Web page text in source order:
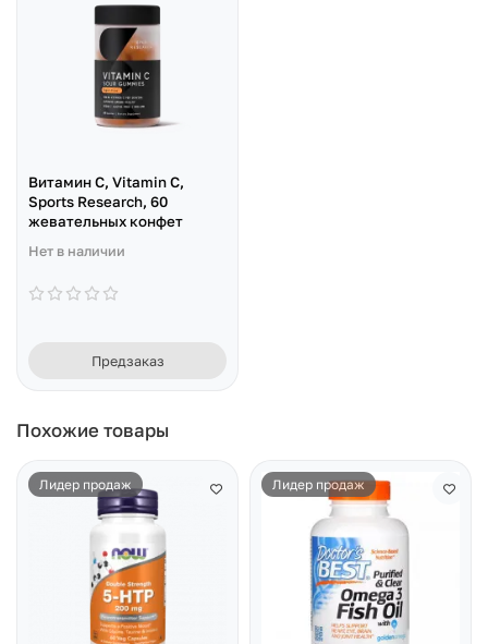
Витамин C, Vitamin C,
Sports Research, 60
жевательных конфет
Нет в наличии
Предзаказ
Похожие товары
Лидер продаж Лидер продаж